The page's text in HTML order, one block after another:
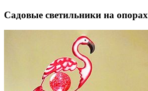
Садовые светильники на опорах